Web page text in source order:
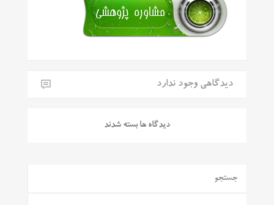
دیدگاهی وجود ندارد
دیدگاه ها بسته شدند
جستجو